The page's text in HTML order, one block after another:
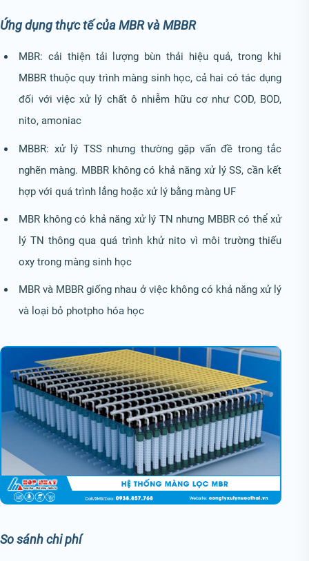
Ứng dụng thực tế của MBR và MBBR
MBR: cải thiện tải lượng bùn thải hiệu quả, trong khi
MBBR thuộc quy trình màng sinh học, cả hai có tác dụng
đối với việc xử lý chất ô nhiễm hữu cơ như COD, BOD,
nito, amoniac
MBBR: xử lý TSS nhưng thường gặp vấn đề trong tắc
nghẽn màng. MBBR không có khả năng xử lý SS, cần kết
hợp với quá trình lắng hoặc xử lý bằng màng UF
MBR không có khả năng xử lý TN nhưng MBBR có thể xử
lý TN thông qua quá trình khử nito vì môi trường thiếu
oxy trong màng sinh học
MBR và MBBR giống nhau ở việc không có khả năng xử lý
và loại bỏ photpho hóa học
So sánh chi phí